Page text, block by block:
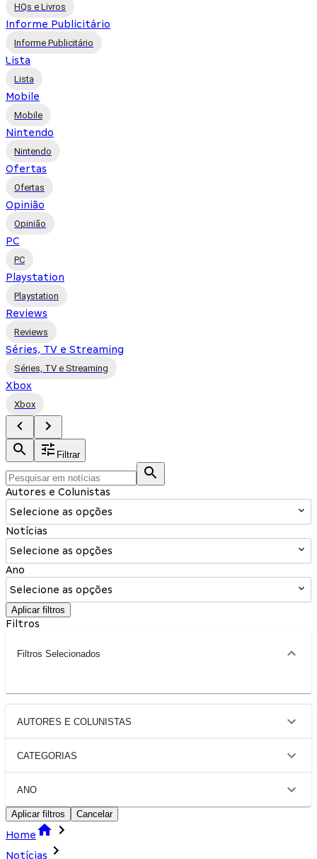
HQs e Livros
Informe Publicitário
Informe Publicitário
Lista
Lista
Mobile
Mobile
Nintendo
Nintendo
Ofertas
Ofertas
Opinião
Opinião
PC
PC
Playstation
Playstation
Reviews
Reviews
Séries, TV e Streaming
Séries, TV e Streaming
Xbox
Xbox
Filtrar
Autores e Colunistas
Selecione as opções
Notícias
Selecione as opções
Ano
Selecione as opções
Aplicar filtros
Filtros
Filtros Selecionados
AUTORES E COLUNISTAS
CATEGORIAS
ANO
Aplicar filtros Cancelar
Home
Notícias